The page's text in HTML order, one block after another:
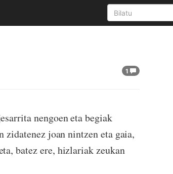
1
nengoen eta begiak
joan nintzen eta gaia,
batez ere, hizlariak zeukan